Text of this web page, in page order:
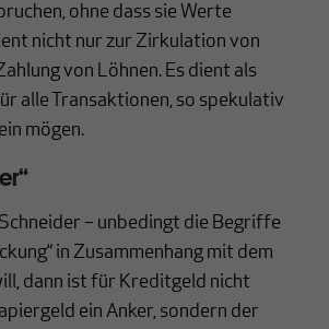
ohne dass sie Werte
nicht nur zur Zirkulation von
von Löhnen. Es dient als
alle Transaktionen, so spekulativ
mögen.
– unbedingt die Begriffe
in Zusammenhang mit dem
dann ist für Kreditgeld nicht
ein Anker, sondern der